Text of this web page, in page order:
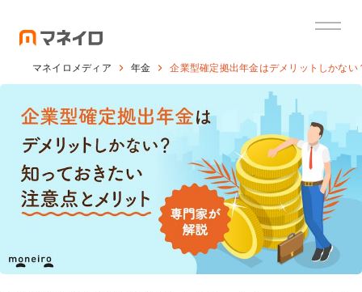
マネイロメディア 年金 企業型確定拠出年金はデメリットしかな